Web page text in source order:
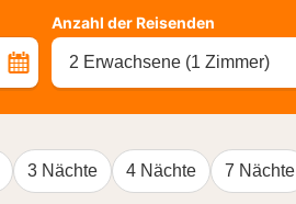
Anzahl der Reisenden
2 Erwachsene (1 Zimmer)
3 Nächte 4 Nächte 7 Nächte